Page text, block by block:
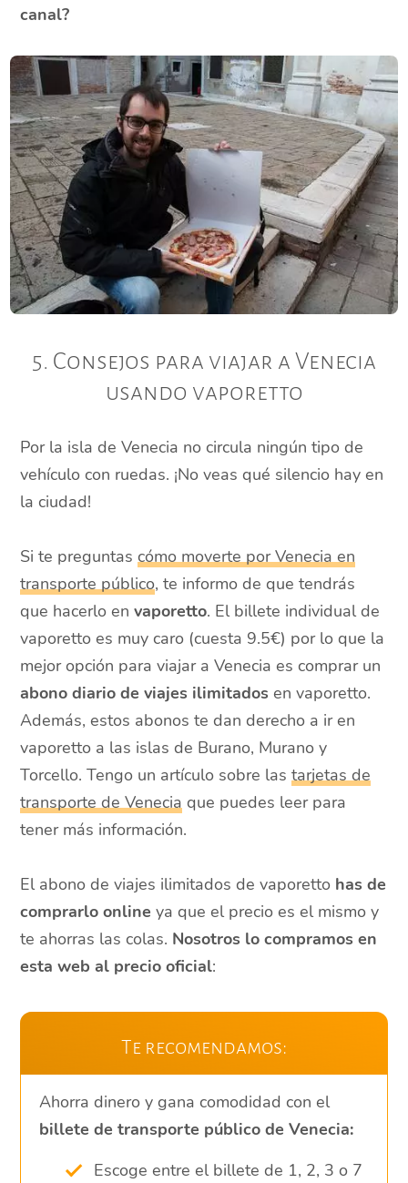
canal?
5. Consejos para viajar a Venecia
usando vaporetto
Por la isla de Venecia no circula ningún tipo de
vehículo con ruedas. ¡No veas qué silencio hay en
la ciudad!
Si te preguntascómo moverte por Venecia en
transporte público, te informo de que tendrás
que hacerlo envaporetto. El billete individual de
vaporetto es muy caro (cuesta 9.5€) por lo que la
mejor opción para viajar a Venecia es comprar un
abono diario de viajes ilimitados en vaporetto.
Además, estos abonos te dan derecho a ir en
vaporetto a las islas de Burano, Murano y
Torcello. Tengo un artículo sobre lastarjetas de
transporte de Venecia que puedes leer para
tener más información.
El abono de viajes ilimitados de vaporetto has de
comprarlo online ya que el precio es el mismo y
te ahorras las colas. Nosotros lo compramos en
esta web al precio oficial:
Te recomendamos:
Ahorra dinero y gana comodidad con el
billete de transporte público de Venecia:
Escoge entre el billete de 1, 2, 3 o 7